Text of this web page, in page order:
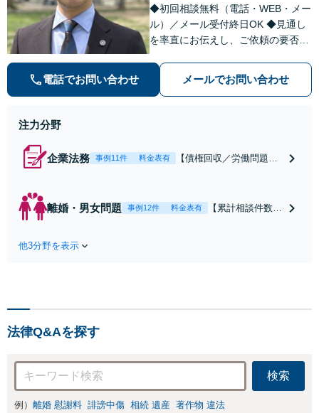
きの対処法、被害
者との示談交渉
◆初回相談無料（電話・WEB・メー
ル）／メール受付終日OK ◆見通し
を率直にお伝えし、ご依頼の要否も
解決まで弁護士本人が一貫してスピ
ーディーに対応いたします。 ◆累計
電話でお問い合わせ メールでお問い合わせ
注力分野
企業法務 事例11件 料金表有
【債権回収／労働問題／
のトラブル・会社内のト
ラブルなど、事後の解決
離婚・男女問題 事例12件 料金表有
【累計相談件数20
様の話を丁寧にう
を正確に読み取り
ます。【東京都在
住以外の方も対
応】
他3分野を表示
法律Q&Aを探す
検索
例） 離婚 慰謝料 誹謗中傷 相続 遺産 著作物 違法